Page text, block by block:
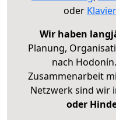
oder
Wir haben
Planung,
nach
Zusammenarbeit
Netzwerk sind wir
oder